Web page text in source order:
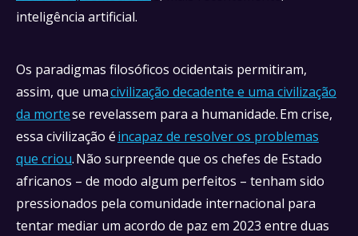
inteligência artificial.
Os paradigmas filosóficos ocidentais permitiram,
assim, que umacivilização decadente e uma civilização
da mortese revelassem para a humanidade. Em crise,
essa civilização éincapaz de resolver os problemas
que criou. Não surpreende que os chefes de Estado
africanos – de modo algum perfeitos – tenham sido
pressionados pela comunidade internacional para
tentar mediar um acordo de paz em 2023 entre duas